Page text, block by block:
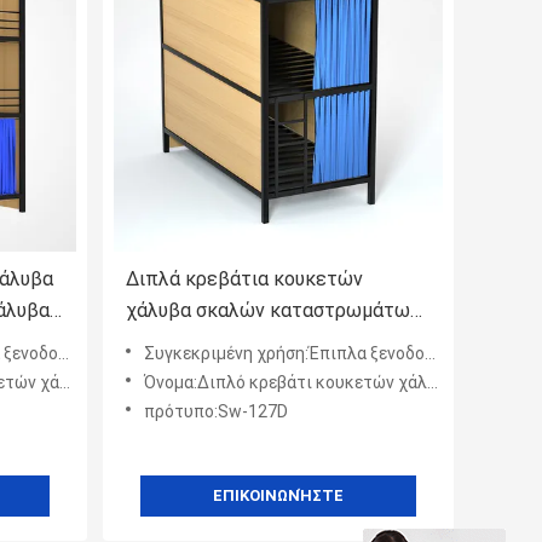
το πλέγμα κουρτινώ
Διπλά κρεβάτια κουκετών
χάλυβα σκαλών καταστρωμάτων
δευτερεύοντα με το μικρό
ντουλάπι αποθήκευσης
Συγκεκριμένη χρήση:Έπιπλα ξενοδοχείων
Όνομα:Διπλό κρεβάτι κουκετών χάλυβα κρεβατιών κουρτινών καταστρωμάτων με τη δευτερεύουσα σκάλα και το μικρ
πρότυπο:Sw-127D
ΕΠΙΚΟΙΝΩΝΉΣΤΕ